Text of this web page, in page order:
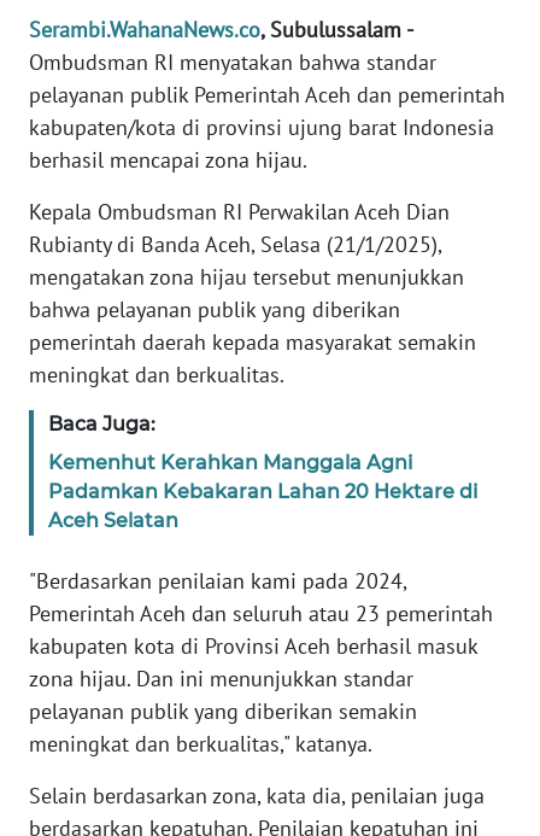
Serambi.WahanaNews.co, Subulussalam -
Ombudsman RI menyatakan bahwa standar
pelayanan publik Pemerintah Aceh dan pemerintah
kabupaten/kota di provinsi ujung barat Indonesia
berhasil mencapai zona hijau.
Kepala Ombudsman RI Perwakilan Aceh Dian
Rubianty di Banda Aceh, Selasa (21/1/2025),
mengatakan zona hijau tersebut menunjukkan
bahwa pelayanan publik yang diberikan
pemerintah daerah kepada masyarakat semakin
meningkat dan berkualitas.
Baca Juga:
Kemenhut Kerahkan Manggala Agni
Padamkan Kebakaran Lahan 20 Hektare di
Aceh Selatan
"Berdasarkan penilaian kami pada 2024,
Pemerintah Aceh dan seluruh atau 23 pemerintah
kabupaten kota di Provinsi Aceh berhasil masuk
zona hijau. Dan ini menunjukkan standar
pelayanan publik yang diberikan semakin
meningkat dan berkualitas," katanya.
Selain berdasarkan zona, kata dia, penilaian juga
berdasarkan kepatuhan. Penilaian kepatuhan ini
PEDOMAN
MEDIA
SIBER
REDAKSI
KARIR
DISCLAIMER
Wahana
Regional
WN
SUMUT
WN
JABAR
WN
BANTEN
WN
NTT